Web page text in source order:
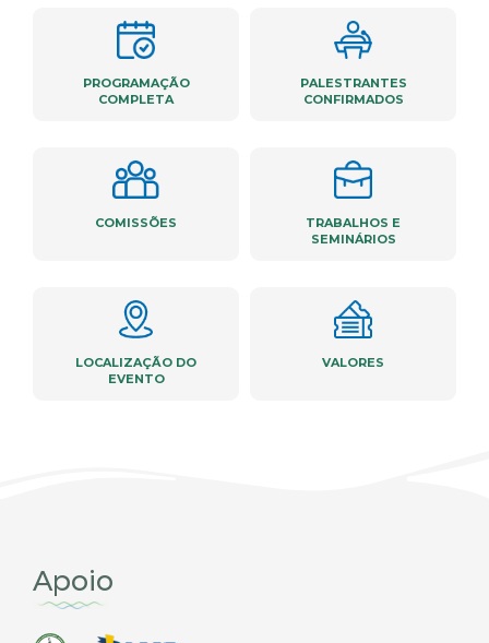
PROGRAMAÇÃO
COMPLETA
PALESTRANTES
CONFIRMADOS
COMISSÕES
TRABALHOS E
SEMINÁRIOS
LOCALIZAÇÃO DO
EVENTO
VALORES
Apoio